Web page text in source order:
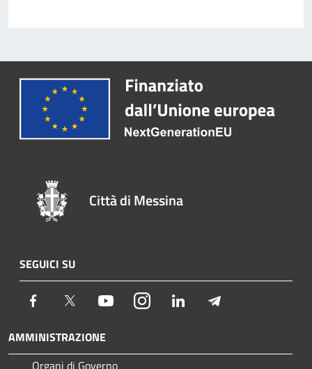
Città di Messina
SEGUICI SU
Facebook Twitter YoutubeInstagram LinkedIn
AMMINISTRAZIONE
Organi di Governo